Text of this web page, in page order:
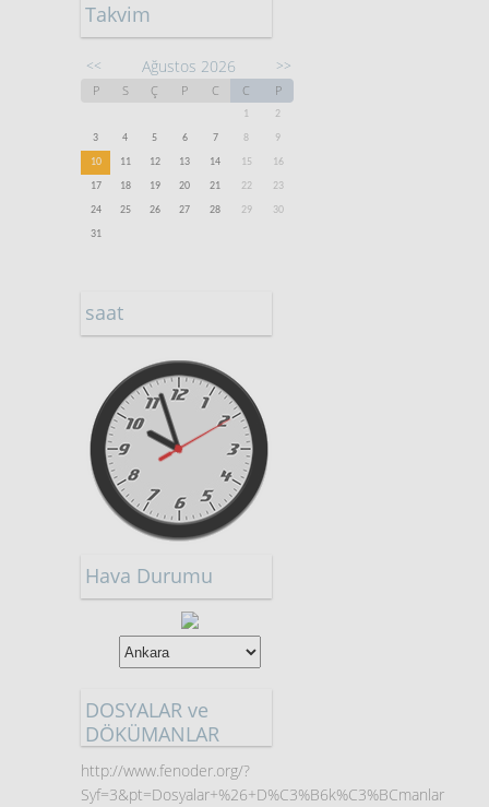
Takvim
<< Ağustos 2026 >>
P S Ç P C C P
1
2
3
4 5 6 7 8
9
10
11 12 13 14 15
16
17
18 19 20 21 22
23
24
25 26 27 28 29
30
31
saat
Hava Durumu
DOSYALAR ve
DÖKÜMANLAR
http://www.fenoder.org/?
Syf=3&pt=Dosyalar+%26+D%C3%B6k%C3%BCmanlar